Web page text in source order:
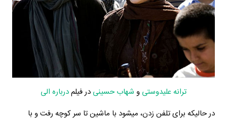
ترانه علیدوستی و شهاب حسینی در فیلمدرباره الی
در حالیکه برای تلفن زدن، می­شود با ماشین تا سر کوچه رفت و با